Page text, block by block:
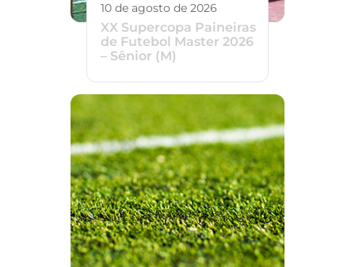
10 de agosto de 2026
XX Supercopa Paineiras
de Futebol Master 2026
– Sênior (M)